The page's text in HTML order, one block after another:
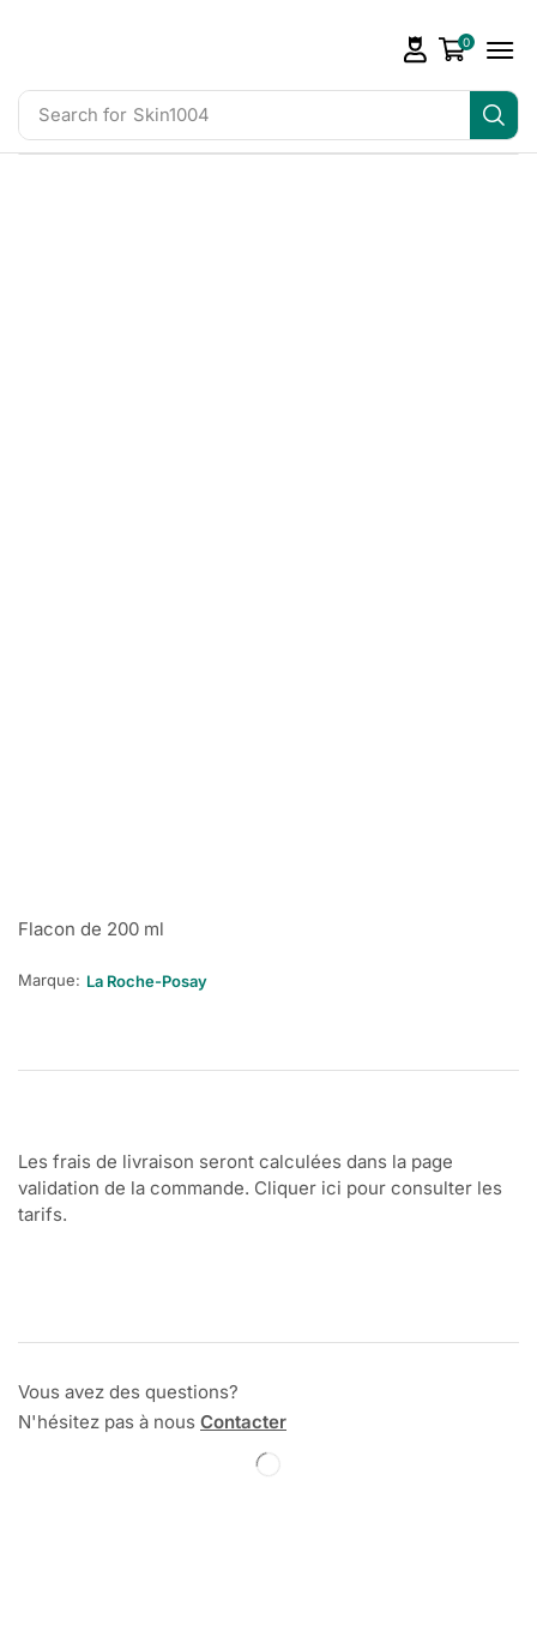
Search for Skin1004
0
Flacon de 200 ml
Marque: La Roche-Posay
Les frais de livraison seront calculées dans la page
validation de la commande. Cliquer ici pour consulter les
tarifs.
Vous avez des questions?
N'hésitez pas à nous Contacter